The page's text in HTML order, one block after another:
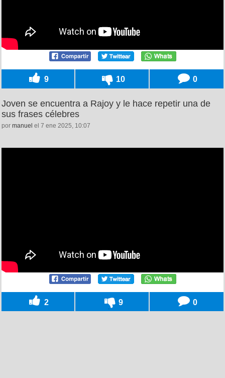
9 10 0
Joven se encuentra a Rajoy y le hace repetir una de
sus frases célebres
por manuel el 7 ene 2025, 10:07
2 9 0